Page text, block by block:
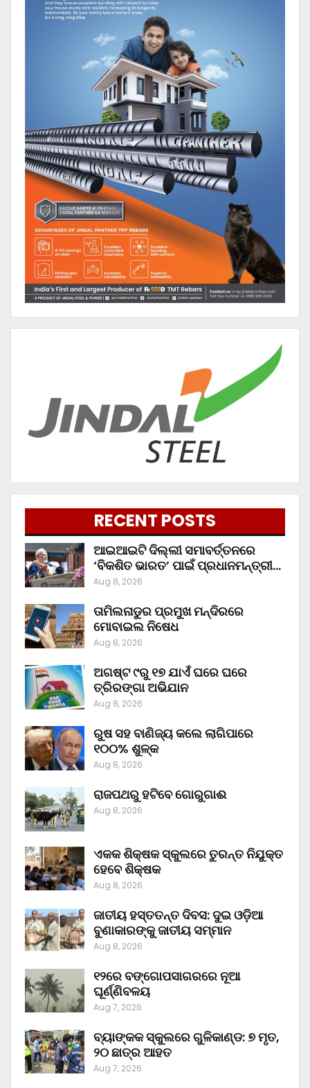
RECENT POSTS
ଆଇଆଇଟି ଦିଲ୍ଲୀ ସମାବର୍ତ୍ତନରେ
‘ବିକଶିତ ଭାରତ’ ପାଇଁ ପ୍ରଧାନମନ୍ତ୍ରୀ…
Aug 8, 2026
ତାମିଲନାଡୁର ପ୍ରମୁଖ ମନ୍ଦିରରେ
ମୋବାଇଲ ନିଷେଧ
Aug 8, 2026
ଅଗଷ୍ଟ ୯ରୁ ୧୭ ଯାଏଁ ଘରେ ଘରେ
ତ୍ରିରଙ୍ଗା ଅଭିଯାନ
Aug 8, 2026
ରୁଷ ସହ ବାଣିଜ୍ୟ କଲେ ଲାଗିପାରେ
୧୦୦% ଶୁଳ୍କ
Aug 8, 2026
ରାଜପଥରୁ ହଟିବେ ଗୋରୁଗାଈ
Aug 8, 2026
ଏକକ ଶିକ୍ଷକ ସ୍କୁଲରେ ତୁରନ୍ତ ନିଯୁକ୍ତ
ହେବେ ଶିକ୍ଷକ
Aug 8, 2026
ଜାତୀୟ ହସ୍ତତନ୍ତ ଦିବସ: ଦୁଇ ଓଡ଼ିଆ
ବୁଣାକାରଙ୍କୁ ଜାତୀୟ ସମ୍ମାନ
Aug 8, 2026
୧୨ରେ ବଙ୍ଗୋପସାଗରରେ ନୂଆ
ଘୂର୍ଣ୍ଣିବଳୟ
Aug 7, 2026
ବ୍ୟାଙ୍କକ ସ୍କୁଲରେ ଗୁଳିକାଣ୍ଡ: ୭ ମୃତ,
୨୦ ଛାତ୍ର ଆହତ
Aug 7, 2026